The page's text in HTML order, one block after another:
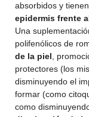
absorbidos y
epidermis frente
Una
polifenólicos de
de la piel ,
protectores (los
disminuyendo el
formar (como
como